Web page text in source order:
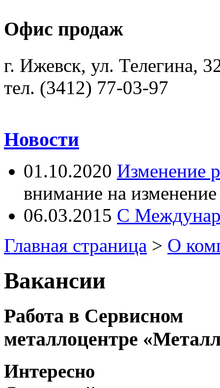
Офис продаж
г. Ижевск, ул. Телегина,
тел. (3412) 77-03-97
Новости
01.10.2020 Изменение
внимание на
06.03.2015 С
Главная страница > О
Вакансии
Работа в Сервисном
металлоцентре
Интересно